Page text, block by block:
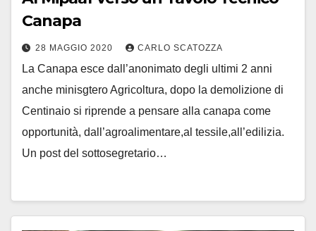
Canapa
28 MAGGIO 2020 CARLO SCATOZZA
La Canapa esce dall’anonimato degli ultimi 2 anni
anche minisgtero Agricoltura, dopo la demolizione di
Centinaio si riprende a pensare alla canapa come
opportunità, dall’agroalimentare,al tessile,all’edilizia.
Un post del sottosegretario…